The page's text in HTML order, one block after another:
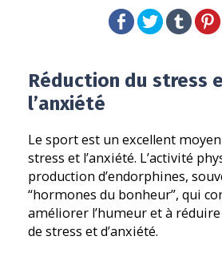
Réduction du stress
l’anxiété
Le sport est un excellent
stress et l’anxiété. L’activité
production d’endorphines,
“hormones du bonheur”, qui
améliorer l’humeur et à
de stress et d’anxiété.